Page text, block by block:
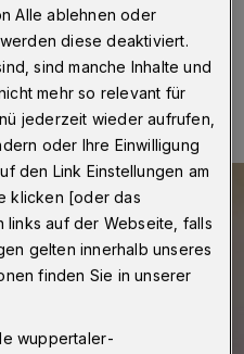
Minute Lesezeit
Alle ablehnen oder
diese deaktiviert.
sind manche Inhalte und
mehr so relevant für
jederzeit wieder aufrufen,
oder Ihre Einwilligung
den Link Einstellungen am
klicken [oder das
links auf der Webseite, falls
gelten innerhalb unseres
finden Sie in unserer
wuppertaler-